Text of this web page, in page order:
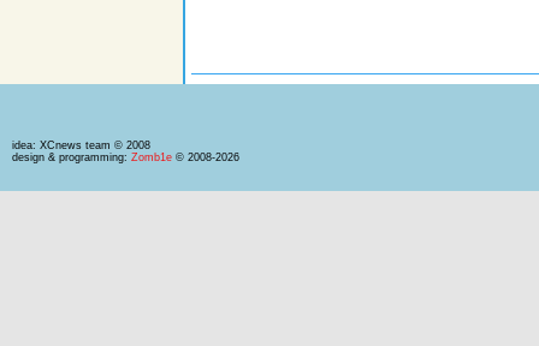
idea: XCnews team © 2008
design & programming: Zomb1e © 2008-2026